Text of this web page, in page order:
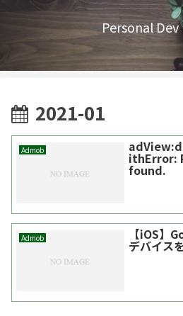
Personal Dev
2021-01
Admob ithError:
found.
Admob 【iOS】
デバイス